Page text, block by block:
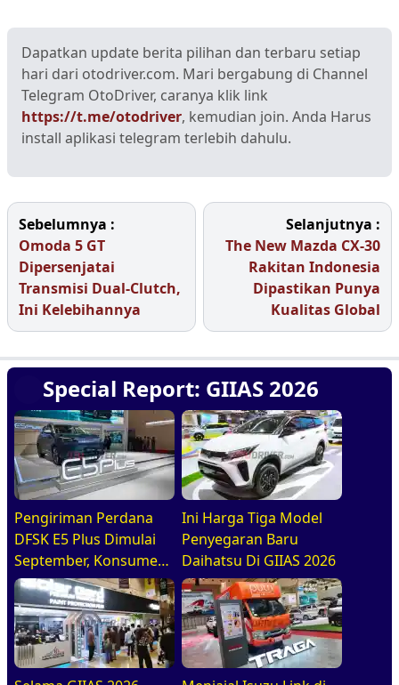
Dapatkan update berita pilihan dan terbaru setiap
hari dari otodriver.com. Mari bergabung di Channel
Telegram OtoDriver, caranya klik link
https://t.me/otodriver, kemudian join. Anda Harus
install aplikasi telegram terlebih dahulu.
Sebelumnya :
Omoda 5 GT
Dipersenjatai
Transmisi Dual-Clutch,
Ini Kelebihannya
Selanjutnya :
The New Mazda CX-30
Rakitan Indonesia
Dipastikan Punya
Kualitas Global
Special Report: GIIAS 2026
Pengiriman Perdana
DFSK E5 Plus Dimulai
September, Konsumen
Diajak Tur Pabrik
Ini Harga Tiga Model
Penyegaran Baru
Daihatsu Di GIIAS 2026